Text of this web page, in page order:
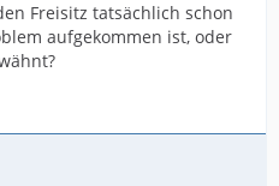
Freisitz tatsächlich schon
aufgekommen ist, oder